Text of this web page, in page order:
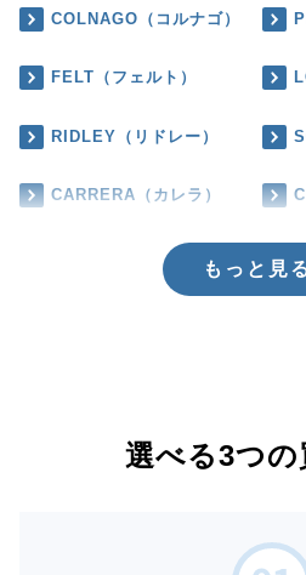
COLNAGO（コルナゴ）
FELT（フェルト）
RIDLEY（リドレー）
CARRERA（カレラ）
もっと見
選べる3つの